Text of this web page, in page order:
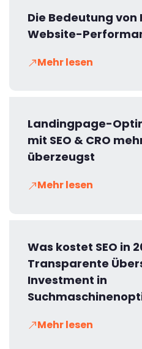
Die Bedeutung
Website-
Mehr lesen
Landingpage-
mit SEO & CRO
überzeugst
Mehr lesen
Was kostet SEO in
Transparente
Investment in
Mehr lesen